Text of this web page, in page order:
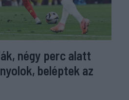
négy perc alatt
beléptek az